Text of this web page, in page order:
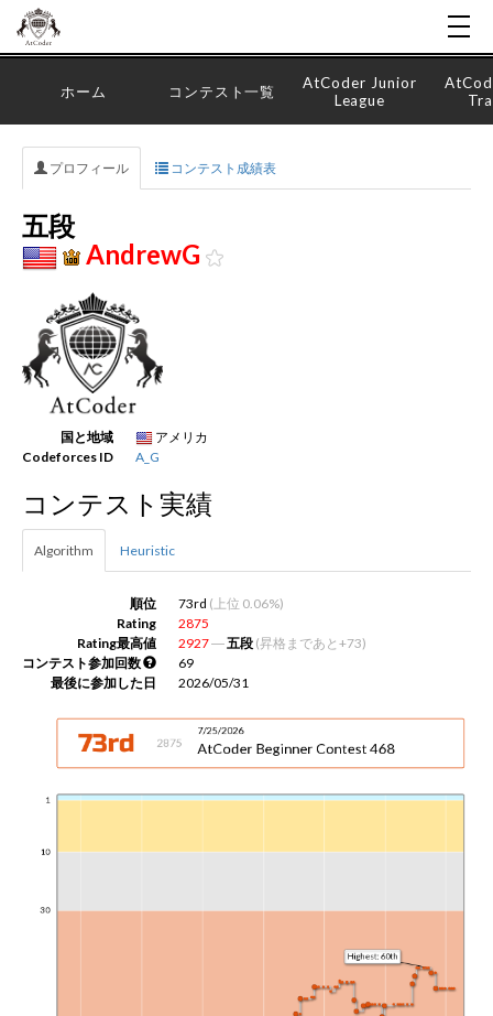
JP EN
新規登録
ホーム コンテスト一覧
AtCoder Junior
League
プロフィール コンテスト成績表
五段
AndrewG
国と地域
アメリカ
Codeforces ID
A_G
コンテスト実績
Algorithm Heuristic
順位 73rd (上位 0.06%)
Rating
2875
Rating最高値
2927―五段 (昇格まであと+73)
コンテスト参加回数
69
最後に参加した日
2026/05/31